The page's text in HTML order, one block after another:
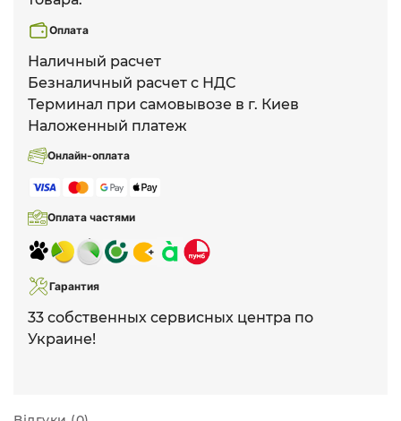
Оплата
Наличный расчет
Безналичный расчет с НДС
Терминал при самовывозе в г. Киев
Наложенный платеж
Онлайн-оплата
Оплата частями
Гарантия
33 собственных сервисных центра по
Украине!